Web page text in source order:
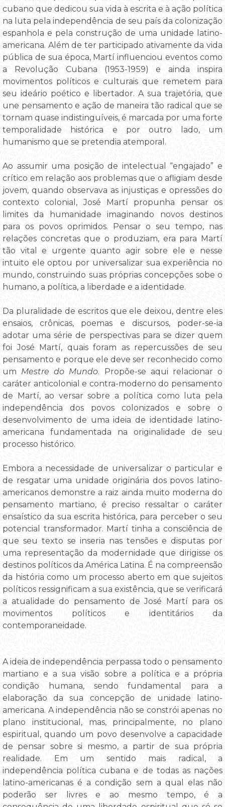
cubano que dedicou sua vida à escrita e à ação política
na luta pela independência de seu país da colonização
espanhola e pela construção de uma unidade latino-
americana. Além de ter participado ativamente da vida
pública de sua época, Martí influenciou eventos como
a Revolução Cubana (1953-1959) e ainda inspira
movimentos políticos e culturais que remetem para
seu ideário poético e libertador. A sua trajetória, que
une pensamento e ação de maneira tão radical que se
tornam quase indistinguíveis, é marcada por uma forte
temporalidade histórica e por outro lado, um
humanismo que se pretendia atemporal.
Ao assumir uma posição de intelectual “engajado” e
crítico em relação aos problemas que o afligiam desde
jovem, quando observava as injustiças e opressões do
contexto colonial, José Martí propunha pensar os
limites da humanidade imaginando novos destinos
para os povos oprimidos. Pensar o seu tempo, nas
relações concretas que o produziam, era para Martí
tão vital e urgente quanto agir sobre ele e nesse
intuito ele optou por universalizar sua experiência no
mundo, construindo suas próprias concepções sobe o
humano, a política, a liberdade e a identidade.
Da pluralidade de escritos que ele deixou, dentre eles
ensaios, crônicas, poemas e discursos, poder-se-ia
adotar uma série de perspectivas para se dizer quem
foi José Martí, quais foram as repercussões de seu
pensamento e porque ele deve ser reconhecido como
um Mestre do Mundo. Propõe-se aqui relacionar o
caráter anticolonial e contra-moderno do pensamento
de Martí, ao versar sobre a política como luta pela
independência dos povos colonizados e sobre o
desenvolvimento de uma ideia de identidade latino-
americana fundamentada na originalidade de seu
processo histórico.
Embora a necessidade de universalizar o particular e
de resgatar uma unidade originária dos povos latino-
americanos demonstre a raiz ainda muito moderna do
pensamento martiano, é preciso ressaltar o caráter
ensaístico da sua escrita histórica, para perceber o seu
potencial transformador. Martí tinha a consciência de
que seu texto se inseria nas tensões e disputas por
uma representação da modernidade que dirigisse os
destinos políticos da América Latina. É na compreensão
da história como um processo aberto em que sujeitos
políticos ressignificam a sua existência, que se verificará
a atualidade do pensamento de José Martí para os
movimentos políticos e identitários da
contemporaneidade.
A ideia de independência perpassa todo o pensamento
martiano e a sua visão sobre a política e a própria
condição humana, sendo fundamental para a
elaboração da sua concepção de unidade latino-
americana. A independência não se constrói apenas no
plano institucional, mas, principalmente, no plano
espiritual, quando um povo desenvolve a capacidade
de pensar sobre si mesmo, a partir de sua própria
realidade. Em um sentido mais radical, a
independência política cubana e de todas as nações
latino-americanas é a condição sem a qual elas não
poderão ser livres e ao mesmo tempo, é a